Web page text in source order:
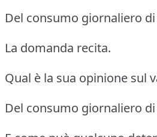
Del consumo giornaliero
La domanda recita.
Qual è la sua opinione sul
Del consumo giornaliero